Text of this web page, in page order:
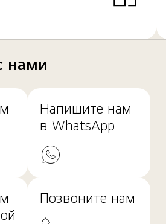
нами
Напишите нам
в WhatsApp
Позвоните нам